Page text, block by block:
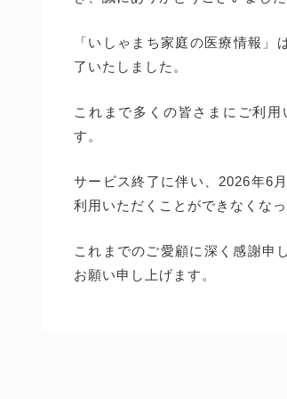
「いしゃまち家庭の医療情報
了いたしました。
これまで多くの皆さまにご利
す。
サービス終了に伴い、2026年6
利用いただくことができなくなっ
これまでのご愛顧に深く感謝申
お願い申し上げます。